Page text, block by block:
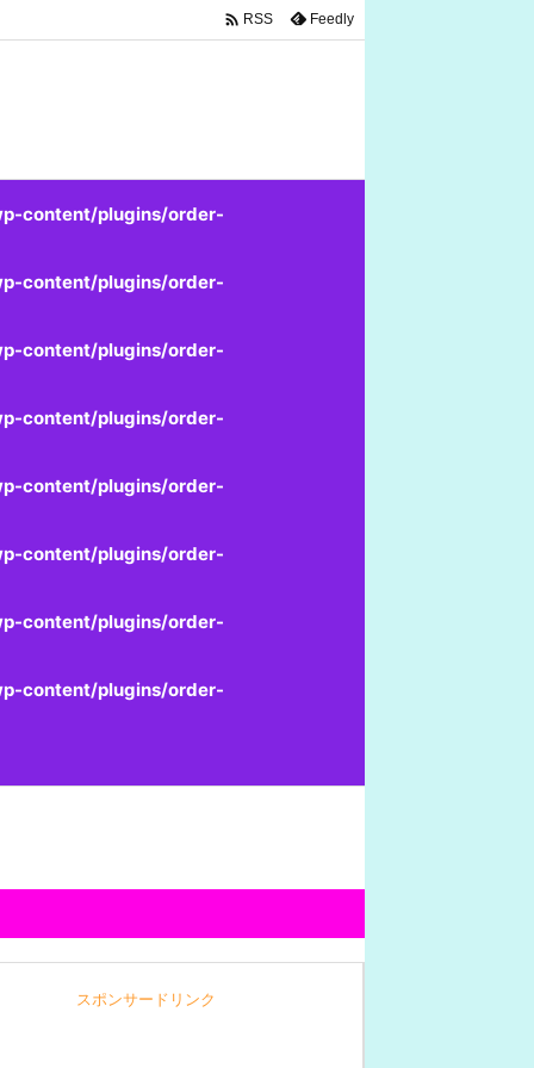
content/plugins/order-
content/plugins/order-
content/plugins/order-
content/plugins/order-
content/plugins/order-
content/plugins/order-
content/plugins/order-
content/plugins/order-
 RSS Feedly
スポンサードリンク